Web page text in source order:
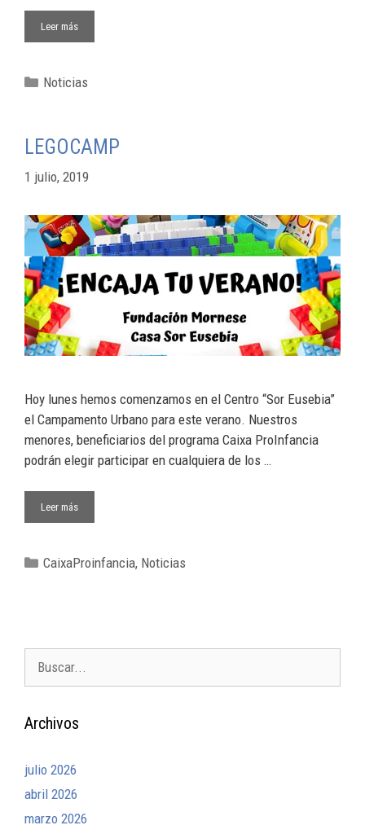
Leer más
Noticias
LEGOCAMP
1 julio, 2019
Hoy lunes hemos comenzamos en el Centro “Sor Eusebia”
el Campamento Urbano para este verano. Nuestros
menores, beneficiarios del programa Caixa ProInfancia
podrán elegir participar en cualquiera de los …
Leer más
CaixaProinfancia, Noticias
Archivos
julio 2026
abril 2026
marzo 2026